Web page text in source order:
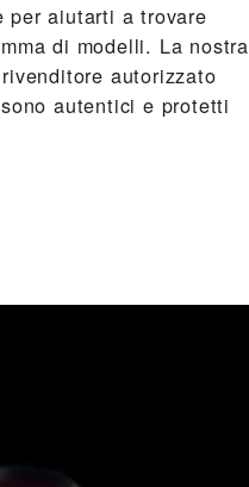
per aiutarti a trovare
di modelli. La nostra
autorizzato
autentici e protetti